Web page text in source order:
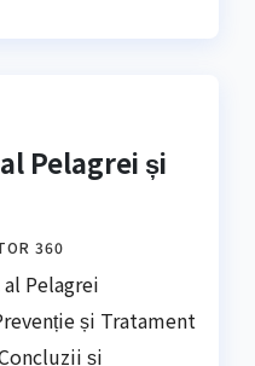
Pelagrei și
360
Pelagrei
și Tratament
și